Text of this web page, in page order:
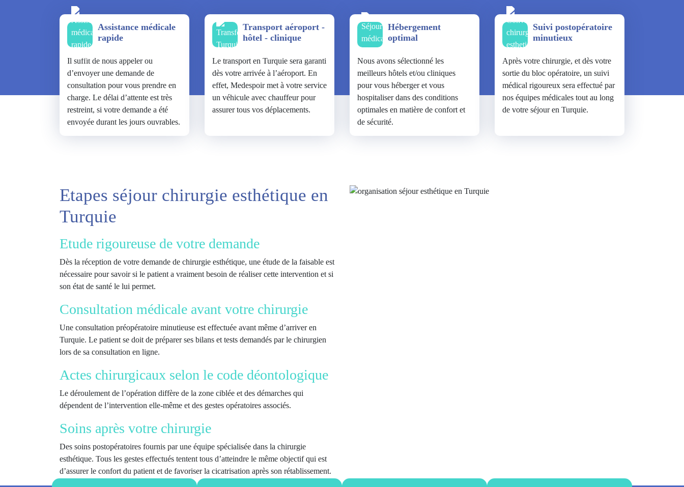
Assistance médicale
rapide
Il suffit de nous appeler ou
d’envoyer une demande de
consultation pour vous prendre en
charge. Le délai d’attente est très
restreint, si votre demande a été
envoyée durant les jours ouvrables.
Transport aéroport -
hôtel - clinique
Le transport en Turquie sera garanti
dès votre arrivée à l’aéroport. En
effet, Medespoir met à votre service
un véhicule avec chauffeur pour
assurer tous vos déplacements.
Hébergement
optimal
Nous avons sélectionné les
meilleurs hôtels et/ou cliniques
pour vous héberger et vous
hospitaliser dans des conditions
optimales en matière de confort et
de sécurité.
Suivi postopératoire
minutieux
Après votre chirurgie, et dès votre
sortie du bloc opératoire, un suivi
médical rigoureux sera effectué par
nos équipes médicales tout au long
de votre séjour en Turquie.
Etapes séjour chirurgie esthétique en
Turquie
Etude rigoureuse de votre demande
Dès la réception de votre demande de chirurgie esthétique, une étude de la faisable est
nécessaire pour savoir si le patient a vraiment besoin de réaliser cette intervention et si
son état de santé le lui permet.
Consultation médicale avant votre chirurgie
Une consultation préopératoire minutieuse est effectuée avant même d’arriver en
Turquie. Le patient se doit de préparer ses bilans et tests demandés par le chirurgien
lors de sa consultation en ligne.
Actes chirurgicaux selon le code déontologique
Le déroulement de l’opération diffère de la zone ciblée et des démarches qui
dépendent de l’intervention elle-même et des gestes opératoires associés.
Soins après votre chirurgie
Des soins postopératoires fournis par une équipe spécialisée dans la chirurgie
esthétique. Tous les gestes effectués tentent tous d’atteindre le même objectif qui est
d’assurer le confort du patient et de favoriser la cicatrisation après son rétablissement.